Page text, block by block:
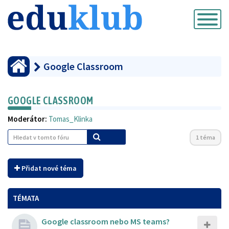
Přepnout
navigaci
Google Classroom
GOOGLE CLASSROOM
Moderátor: Tomas_Klinka
1 téma
Přidat nové téma
TÉMATA
Google classroom nebo MS teams?